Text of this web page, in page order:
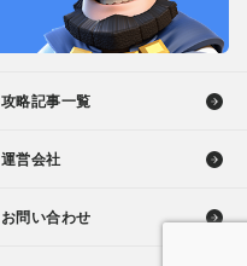
攻略記事一覧
運営会社
お問い合わせ